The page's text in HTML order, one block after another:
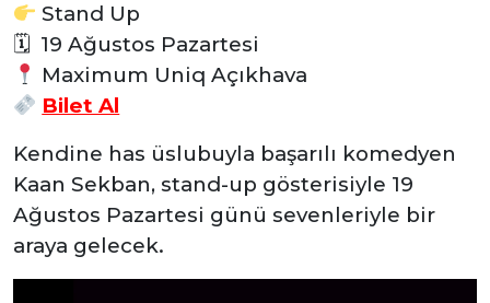
Stand Up
🗓 19 Ağustos Pazartesi
Maximum Uniq Açıkhava
Bilet Al
Kendine has üslubuyla başarılı komedyen
Kaan Sekban, stand-up gösterisiyle 19
Ağustos Pazartesi günü sevenleriyle bir
araya gelecek.